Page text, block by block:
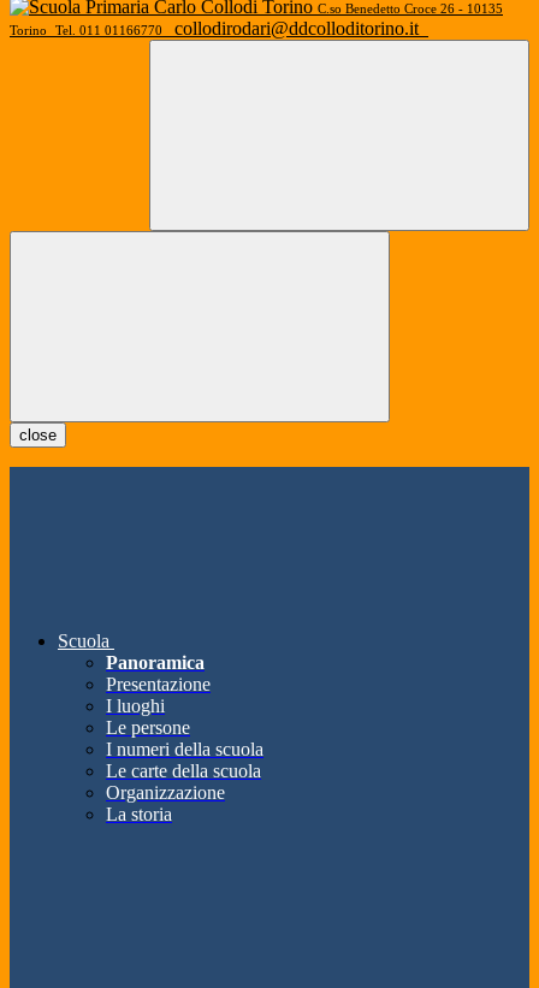
C.so Benedetto Croce 26 - 10135
Torino
Tel. 011 01166770 collodirodari@ddcolloditorino.it
close
Scuola
Panoramica
Presentazione
I luoghi
Le persone
I numeri della scuola
Le carte della scuola
Organizzazione
La storia